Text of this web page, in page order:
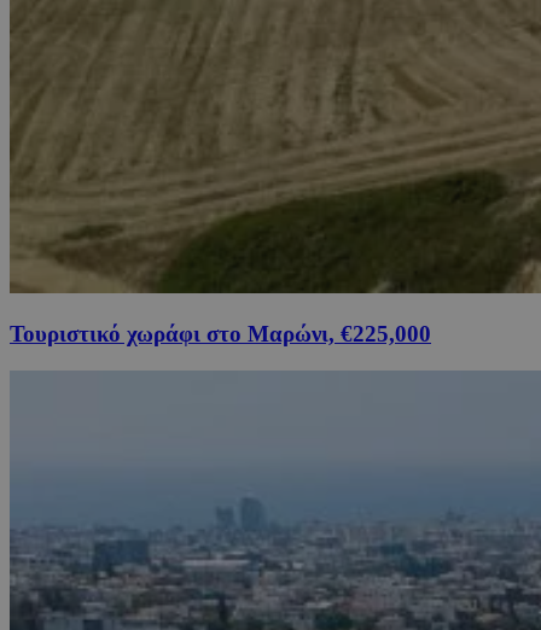
Τουριστικό χωράφι στο Μαρώνι, €225,000